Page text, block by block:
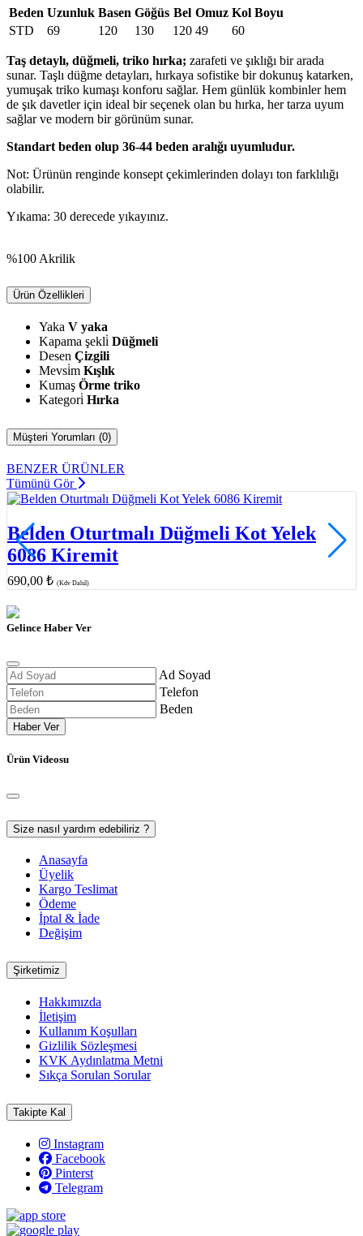
Beden Uzunluk Basen Göğüs Bel Omuz Kol Boyu
STD
69 120 130 120 49 60
Taş detaylı, düğmeli, triko hırka; zarafeti ve şıklığı bir arada
sunar. Taşlı düğme detayları, hırkaya sofistike bir dokunuş katarken,
yumuşak triko kumaşı konforu sağlar. Hem günlük kombinler hem
de şık davetler için ideal bir seçenek olan bu hırka, her tarza uyum
sağlar ve modern bir görünüm sunar.
Standart beden olup 36-44 beden aralığı uyumludur.
Not: Ürünün renginde konsept çekimlerinden dolayı ton farklılığı
olabilir.
Yıkama: 30 derecede yıkayınız.
%100 Akrilik
Ürün Özellikleri
Yaka V yaka
Kapama şekli̇ Düğmeli
Desen Çizgili
Mevsi̇m Kışlık
Kumaş Örme triko
Kategori̇ Hırka
Müşteri Yorumları (0)
BENZER ÜRÜNLER
Tümünü Gör
Belden Oturtmalı Düğmeli Kot Yelek
6086 Kiremit
690,00 ₺ (Kdv Dahil)
Gelince Haber Ver
Ad Soyad
Telefon
Beden
Haber Ver
Ürün Videosu
Size nasıl yardım edebiliriz ?
Anasayfa
Üyelik
Kargo Teslimat
Ödeme
İptal & İade
Değişim
Şirketimiz
Hakkımızda
İletişim
Kullanım Koşulları
Gizlilik Sözleşmesi
KVK Aydınlatma Metni
Sıkça Sorulan Sorular
Takipte Kal
Instagram
Facebook
Pinterst
Telegram